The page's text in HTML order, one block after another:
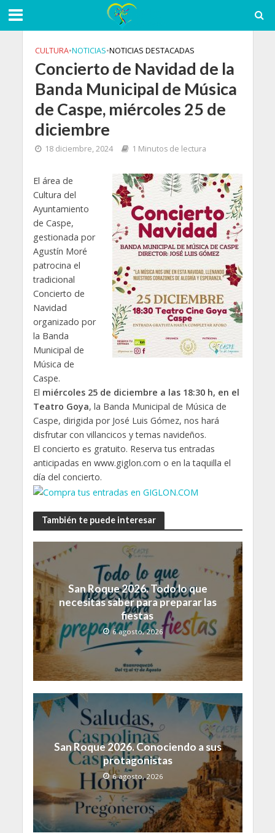
CULTURA•NOTICIAS•NOTICIAS DESTACADAS
Concierto de Navidad de la
Banda Municipal de Música
de Caspe, miércoles 25 de
diciembre
18 diciembre, 2024 1 Minutos de lectura
El área de
Cultura del
Ayuntamiento
de Caspe,
gestionada por
Agustín Moré
patrocina el
tradicional
Concierto de
Navidad
organizado por
la Banda
Municipal de
Música de
Caspe.
El miércoles 25 de diciembre a las 18:30 h, en el
Teatro Goya, la Banda Municipal de Música de
Caspe, dirigida por José Luis Gómez, nos hará
disfrutar con villancicos y temas navideños.
El concierto es gratuito. Reserva tus entradas
anticipadas en www.giglon.com o en la taquilla el
día del concierto.
También te puede interesar
San Roque 2026. Todo lo que
necesitas saber para preparar las
fiestas
6 agosto, 2026
San Roque 2026. Conociendo a sus
protagonistas
6 agosto, 2026